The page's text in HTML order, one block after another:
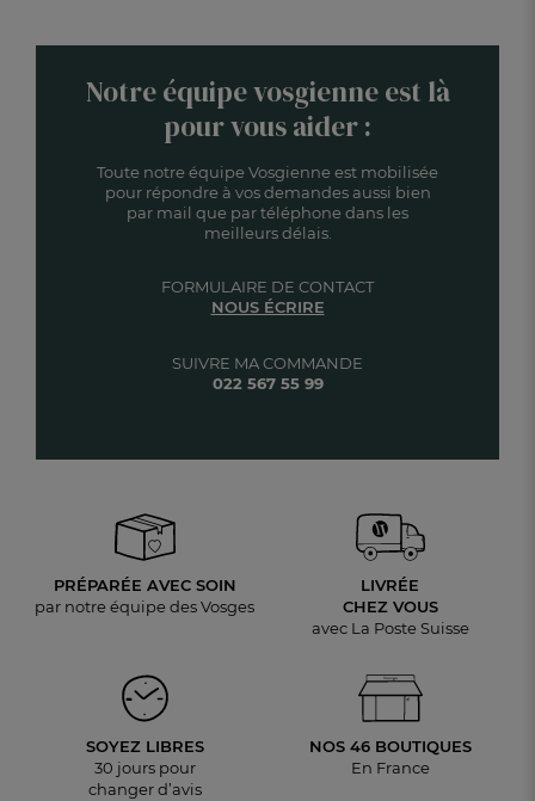
Notre équipe vosgienne est là
pour vous aider :
Toute notre équipe Vosgienne est mobilisée
pour répondre à vos demandes aussi bien
par mail que par téléphone dans les
meilleurs délais.
SUIVRE MA COMMANDE
022 567 55 99
FORMULAIRE DE CONTACT
NOUS ÉCRIRE
PRÉPARÉE AVEC SOIN
par notre équipe des Vosges
LIVRÉE
CHEZ VOUS
avec La Poste Suisse
SOYEZ LIBRES
30 jours pour
changer d’avis
NOS 46 BOUTIQUES
En France